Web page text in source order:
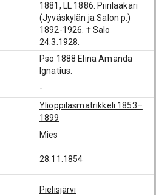
1881, LL 1886. Piirilääkäri
(Jyväskylän ja Salon p.)
1892-1926. † Salo
24.3.1928.
Pso 1888 Elina Amanda
Ignatius.
-
Ylioppilasmatrikkeli 1853–
1899
Mies
28.11.1854
Pielisjärvi